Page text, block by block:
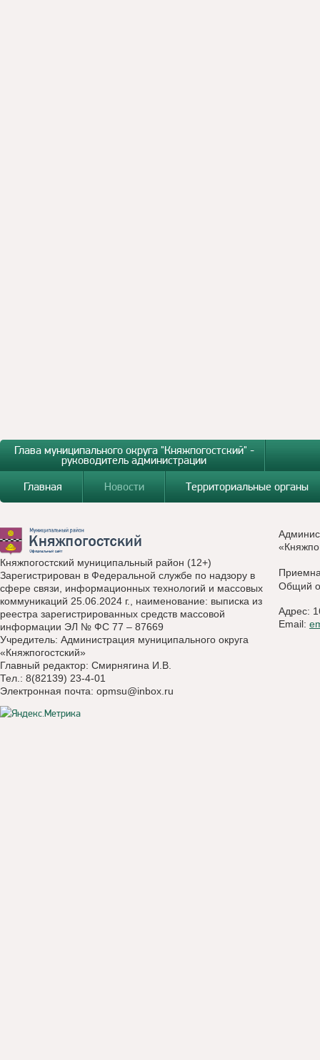
Глава муниципального округа "Княжпогостский" -
руководитель администрации
Главная
Новости Территориальные органы
Княжпогостский муниципальный район (12+)
Зарегистрирован в Федеральной службе по надзору в
сфере связи, информационных технологий и массовых
коммуникаций 25.06.2024 г., наименование: выписка из
реестра зарегистрированных средств массовой
информации ЭЛ № ФС 77 – 87669
Учредитель: Администрация муниципального округа
«Княжпогостский»
Главный редактор: Смирнягина И.В.
Тел.: 8(82139) 23-4-01
Электронная почта: opmsu@inbox.ru
Общий
Адрес:
Email: